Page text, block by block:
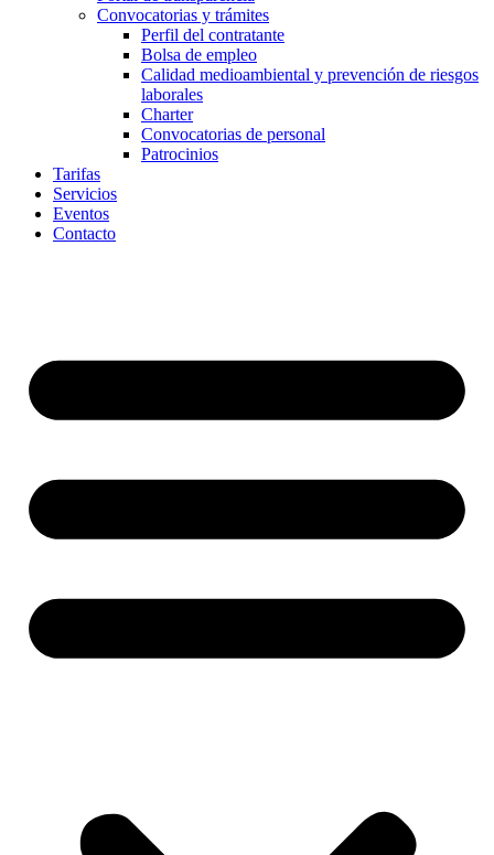
Convocatorias y trámites
Perfil del contratante
Bolsa de empleo
Calidad medioambiental y prevención de riesgos
laborales
Charter
Convocatorias de personal
Patrocinios
Tarifas
Servicios
Eventos
Contacto